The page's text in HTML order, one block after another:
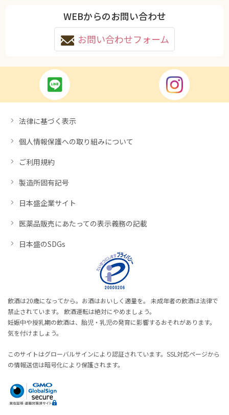
WEBからのお問い合わせ
お問い合わせフォーム
法律に基づく表示
個人情報保護への取り組みについて
ご利用規約
製造所固有記号
日本盛企業サイト
医薬品販売にあたっての表示義務の記載
日本盛のSDGs
飲酒は20歳になってから。お酒はおいしく適量を。 未成年者の飲酒は法律で
禁止されています。 飲酒運転は絶対にやめましょう。
妊娠中や授乳期の飲酒は、胎児・乳児の発育に影響するおそれがあります。
気を付けましょう。
このサイトはグローバルサインにより認証されています。SSL対応ページから
の情報送信は暗号化により保護されます。